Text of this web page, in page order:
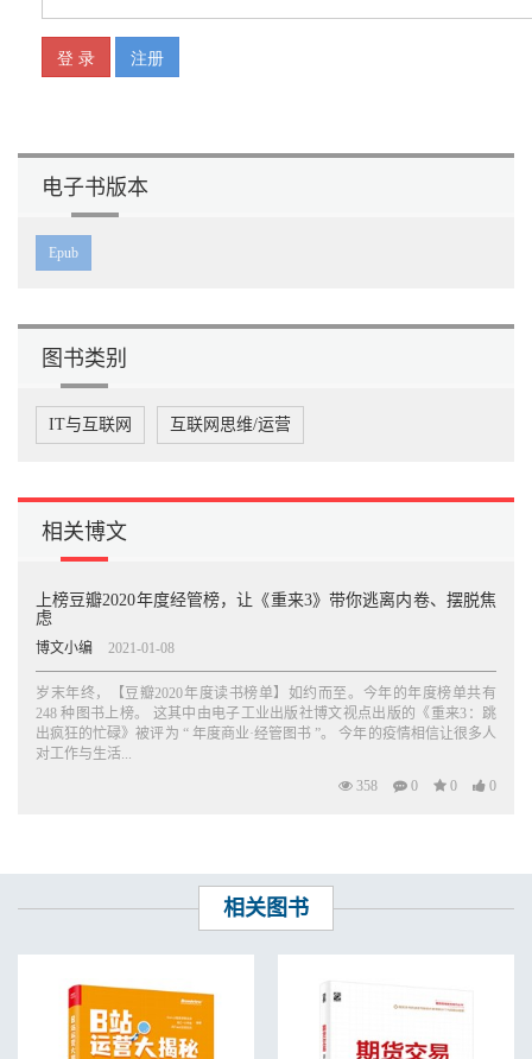
电子书版本
Epub
图书类别
IT与互联网 互联网思维/运营
相关博文
上榜豆瓣2020年度经管榜，让《重来3》带你逃离内卷、摆脱焦
虑
博文小编 2021-01-08
岁末年终，【豆瓣2020年度读书榜单】如约而至。今年的年度榜单共有
248 种图书上榜。 这其中由电子工业出版社博文视点出版的《重来3：跳
出疯狂的忙碌》被评为 “ 年度商业·经管图书 ”。 今年的疫情相信让很多人
对工作与生活...
358
0 0 0
相关图书